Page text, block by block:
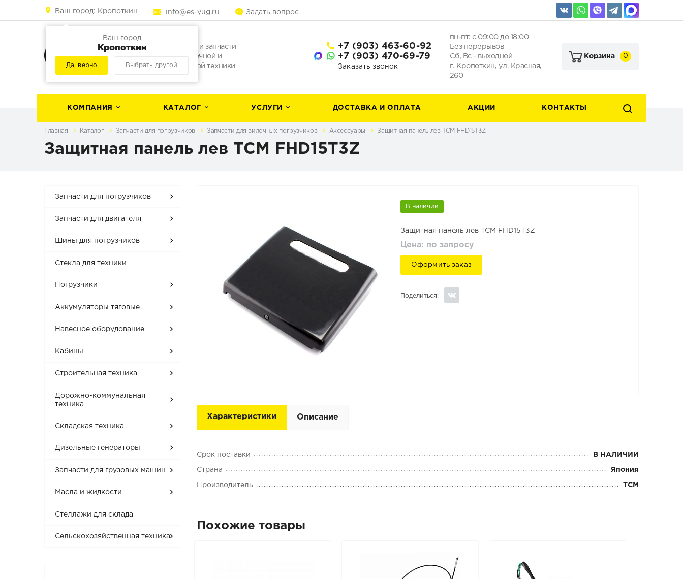
Ваш город: Кропоткин
Ваш город
Кропоткин
Да, верно Выбрать другой
info@es-yug.ru Задать вопрос
Погрузчики и запчасти
для погрузочной и
строительной техники
+7 (903) 463-60-92
+7 (903) 470-69-79
Заказать звонок
пн-пт: с 09:00 до 18:00
Без перерывов
Сб, Вс - выходной
г. Кропоткин, ул. Красная,
260
Корзина 0
КОМПАНИЯ КАТАЛОГ УСЛУГИ ДОСТАВКА И ОПЛАТА АКЦИИ КОНТАКТЫ
Главная Каталог Запчасти для погрузчиков Запчасти для вилочных погрузчиков Аксессуары Защитная панель лев TCM FHD15T3Z
Защитная панель лев TCM FHD15T3Z
Запчасти для погрузчиков
Запчасти для двигателя
Шины для погрузчиков
Стекла для техники
Погрузчики
Аккумуляторы тяговые
Навесное оборудование
Кабины
Строительная техника
Дорожно-коммунальная
техника
Складская техника
Дизельные генераторы
Запчасти для грузовых машин
Масла и жидкости
Стеллажи для склада
Сельскохозяйственная техника
В наличии
Защитная панель лев TCM FHD15T3Z
Цена: по запросу
Оформить заказ
Поделиться:
Характеристики Описание
Срок поставки В НАЛИЧИИ
Страна Япония
Производитель TCM
Похожие товары